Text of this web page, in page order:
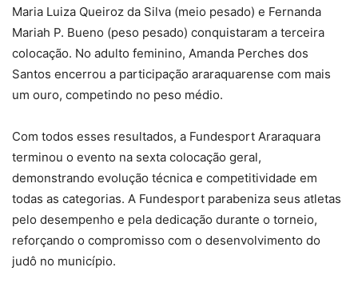
Maria Luiza Queiroz da Silva (meio pesado) e Fernanda
Mariah P. Bueno (peso pesado) conquistaram a terceira
colocação. No adulto feminino, Amanda Perches dos
Santos encerrou a participação araraquarense com mais
um ouro, competindo no peso médio.
Com todos esses resultados, a Fundesport Araraquara
terminou o evento na sexta colocação geral,
demonstrando evolução técnica e competitividade em
todas as categorias. A Fundesport parabeniza seus atletas
pelo desempenho e pela dedicação durante o torneio,
reforçando o compromisso com o desenvolvimento do
judô no município.